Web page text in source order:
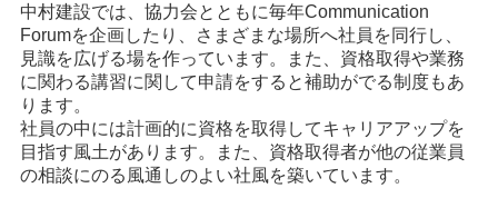
中村建設では、協力会とともに毎年Communication
Forumを企画したり、さまざまな場所へ社員を同行し、
見識を広げる場を作っています。また、資格取得や業務
に関わる講習に関して申請をすると補助がでる制度もあ
ります。
社員の中には計画的に資格を取得してキャリアアップを
目指す風土があります。また、資格取得者が他の従業員
の相談にのる風通しのよい社風を築いています。